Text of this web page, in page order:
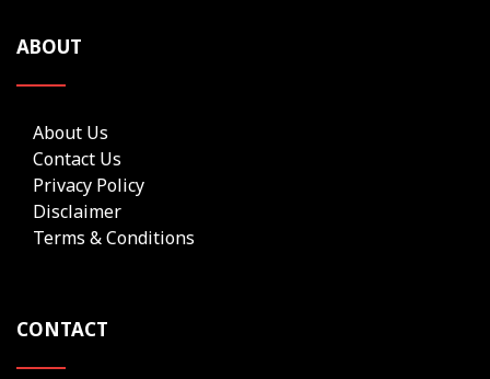
ABOUT
About Us
Contact Us
Privacy Policy
Disclaimer
Terms & Conditions
CONTACT